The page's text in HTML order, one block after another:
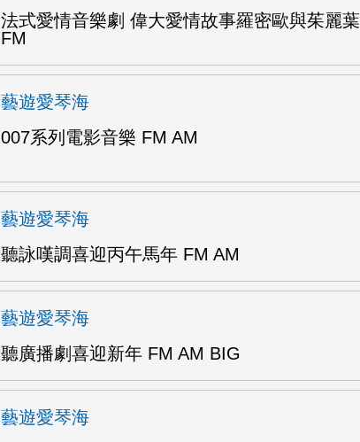
法式愛情音樂劇 偉大愛情故事羅密歐與茱麗葉
FM
藝遊愛琴海
007系列電影音樂 FM AM
藝遊愛琴海
聽詠嘆調喜迎丙午馬年 FM AM
藝遊愛琴海
聽廣播劇喜迎新年 FM AM BIG
藝遊愛琴海